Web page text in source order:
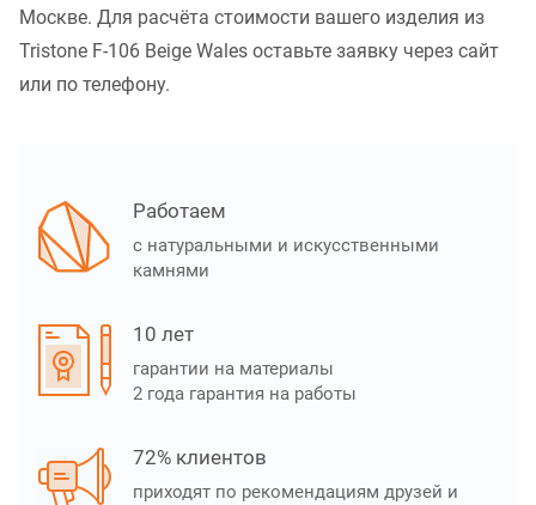
Москве. Для расчёта стоимости вашего изделия из
Tristone F-106 Beige Wales оставьте заявку через сайт
или по телефону.
Работаем
с натуральными и искусственными
камнями
10 лет
гарантии на материалы
2 года гарантия на работы
72% клиентов
приходят по рекомендациям друзей и